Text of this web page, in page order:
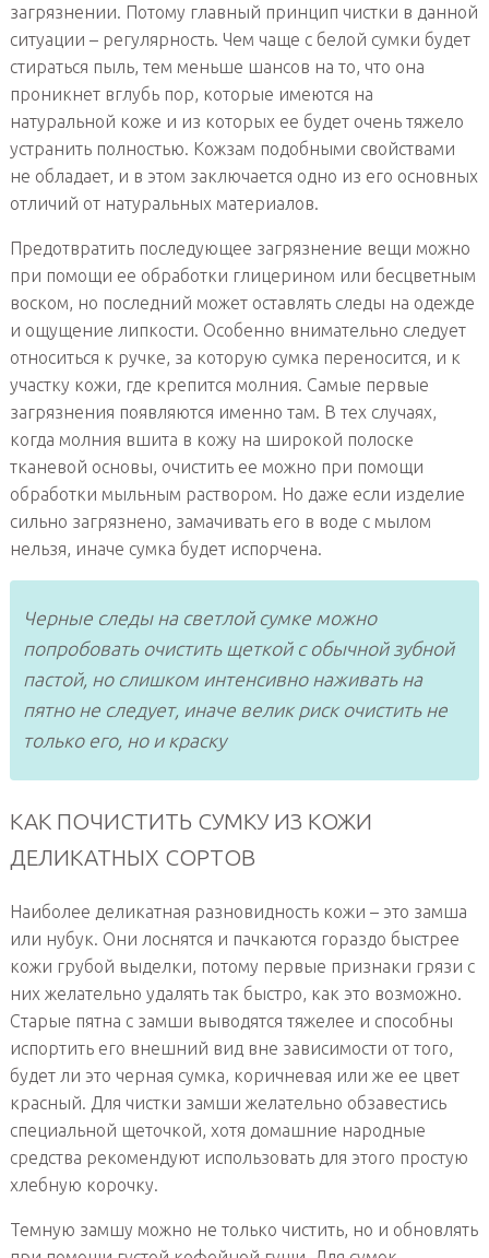
загрязнении. Потому главный принцип чистки в данной
ситуации – регулярность. Чем чаще с белой сумки будет
стираться пыль, тем меньше шансов на то, что она
проникнет вглубь пор, которые имеются на
натуральной коже и из которых ее будет очень тяжело
устранить полностью. Кожзам подобными свойствами
не обладает, и в этом заключается одно из его основных
отличий от натуральных материалов.
Предотвратить последующее загрязнение вещи можно
при помощи ее обработки глицерином или бесцветным
воском, но последний может оставлять следы на одежде
и ощущение липкости. Особенно внимательно следует
относиться к ручке, за которую сумка переносится, и к
участку кожи, где крепится молния. Самые первые
загрязнения появляются именно там. В тех случаях,
когда молния вшита в кожу на широкой полоске
тканевой основы, очистить ее можно при помощи
обработки мыльным раствором. Но даже если изделие
сильно загрязнено, замачивать его в воде с мылом
нельзя, иначе сумка будет испорчена.
Черные следы на светлой сумке можно
попробовать очистить щеткой с обычной зубной
пастой, но слишком интенсивно наживать на
пятно не следует, иначе велик риск очистить не
только его, но и краску
КАК ПОЧИСТИТЬ СУМКУ ИЗ КОЖИ
ДЕЛИКАТНЫХ СОРТОВ
Наиболее деликатная разновидность кожи – это замша
или нубук. Они лоснятся и пачкаются гораздо быстрее
кожи грубой выделки, потому первые признаки грязи с
них желательно удалять так быстро, как это возможно.
Старые пятна с замши выводятся тяжелее и способны
испортить его внешний вид вне зависимости от того,
будет ли это черная сумка, коричневая или же ее цвет
красный. Для чистки замши желательно обзавестись
специальной щеточкой, хотя домашние народные
средства рекомендуют использовать для этого простую
хлебную корочку.
Темную замшу можно не только чистить, но и обновлять